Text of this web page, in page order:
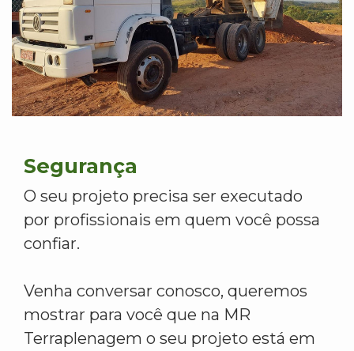
Segurança
O seu projeto precisa ser executado
por profissionais em quem você possa
confiar.
Venha conversar conosco, queremos
mostrar para você que na MR
Terraplenagem o seu projeto está em